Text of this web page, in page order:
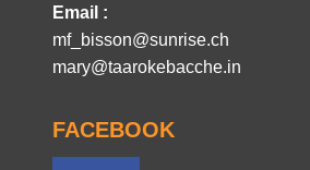
Email :
mf_bisson@sunrise.ch
mary@taarokebacche.in
FACEBOOK